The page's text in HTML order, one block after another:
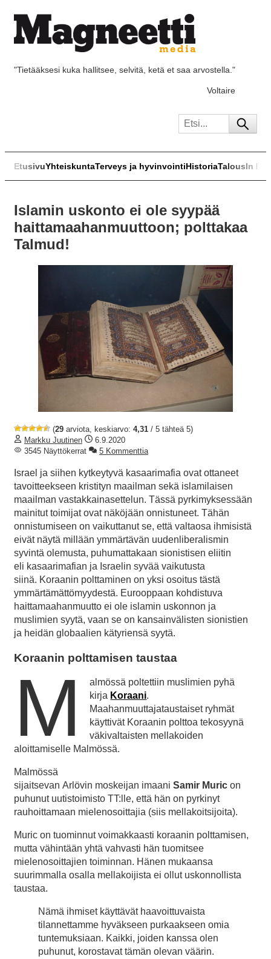
"Tietääksesi kuka hallitsee, selvitä, ketä et saa arvostella."
Voltaire
EtusivuYhteiskuntaTerveys ja hyvinvointiHistoriaTalousIn
Islamin uskonto ei ole syypää
haittamaahanmuuttoon; polttakaa
Talmud!
(29 arviota, keskiarvo: 4,31 / 5 tähteä 5)
Markku Juutinen
6.9.2020
3545 Näyttökerrat
5 Kommenttia
Israel ja siihen kytkeytyvä kasaarimafia ovat ottaneet
tavoitteekseen kristityn maailman sekä islamilaisen
maailman vastakkainasettelun. Tässä pyrkimyksessään
mainitut toimijat ovat näköjään onnistuneet. Tähän
onnistumiseen on vaikuttanut se, että valtaosa ihmisistä
eivät näytä millään ymmärtävän uudenliberalismin
syvintä olemusta, puhumattakaan sionistisen eliitin
eli kasaarimafian ja Israelin syvää vaikutusta
siinä. Koraanin polttaminen on yksi osoitus tästä
ymmärtämättömyydestä. Eurooppaan kohdistuva
haittamaahanmuutto ei ole islamin uskonnon ja
muslimien syytä, vaan se on kansainvälisten sionistien
ja heidän globaalien kätyriensä syytä.
Koraanin polttamisen taustaa
M
almössä poltettiin muslimien pyhä
kirja Koraani.
Maahanmuuttajataustaiset ryhmät
käyttivät Koraanin polttoa tekosyynä
väkivaltaisten mellakoiden
aloittamiselle Malmössä.
Malmössä
sijaitsevan Arlövin moskeijan imaani Samir Muric on
puhunut uutistoimisto TT:lle, että hän on pyrkinyt
rauhoittamaan mielenosoittajia (siis mellakoitsijoita).
Muric on tuominnut voimakkaasti koraanin polttamisen,
mutta vähintään yhtä vahvasti hän tuomitsee
mielenosoittajien toiminnan. Hänen mukaansa
suurimmalla osalla mellakoijista ei ollut uskonnollista
taustaa.
Nämä ihmiset käyttävät haavoittuvaista
tilannettamme hyväkseen purkaakseen omia
tuntemuksiaan. Kaikki, joiden kanssa olen
puhunut, korostavat tämän olevan väärin.